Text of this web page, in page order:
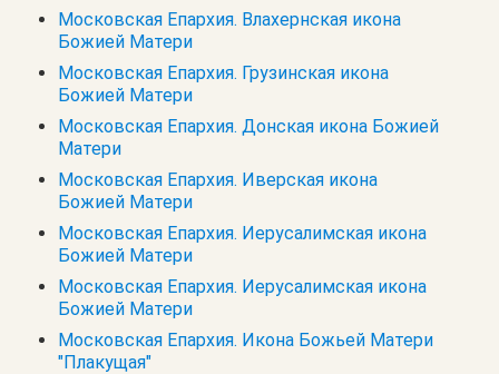
Московская Епархия. Влахернская икона
Божией Матери
Московская Епархия. Грузинская икона
Божией Матери
Московская Епархия. Донская икона Божией
Матери
Московская Епархия. Иверская икона
Божией Матери
Московская Епархия. Иерусалимская икона
Божией Матери
Московская Епархия. Иерусалимская икона
Божией Матери
Московская Епархия. Икона Божьей Матери
"Плакущая"